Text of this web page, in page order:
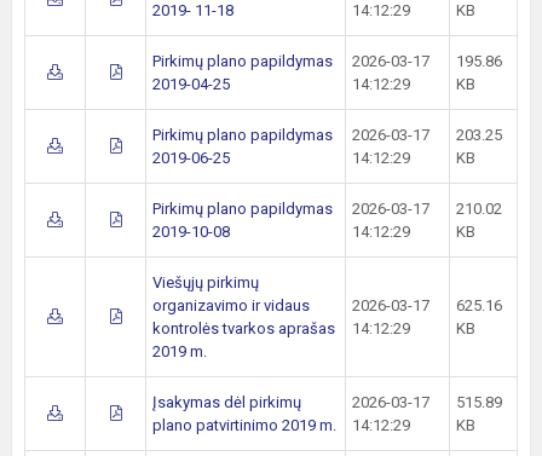
2019- 11-18
14:12:29
KB
Pirkimų plano papildymas
2019-04-25
2026-03-17
14:12:29
195.86
KB
Pirkimų plano papildymas
2019-06-25
2026-03-17
14:12:29
203.25
KB
Pirkimų plano papildymas
2019-10-08
2026-03-17
14:12:29
210.02
KB
Viešųjų pirkimų
organizavimo ir vidaus
kontrolės tvarkos aprašas
2019 m.
2026-03-17
14:12:29
625.16
KB
Įsakymas dėl pirkimų
plano patvirtinimo 2019 m.
2026-03-17
14:12:29
515.89
KB